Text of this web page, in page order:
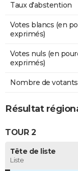
Taux d'abstention
Votes blancs (en
exprimés)
Votes nuls (en
exprimés)
Nombre de votants
Résultat
TOUR 2
Tête de liste
Liste